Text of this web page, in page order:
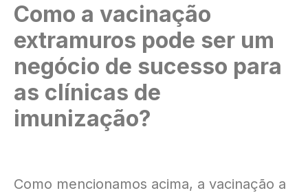
Como a vacinação
extramuros pode ser um
negócio de sucesso para
as clínicas de
imunização?
Como mencionamos acima, a vacinação a